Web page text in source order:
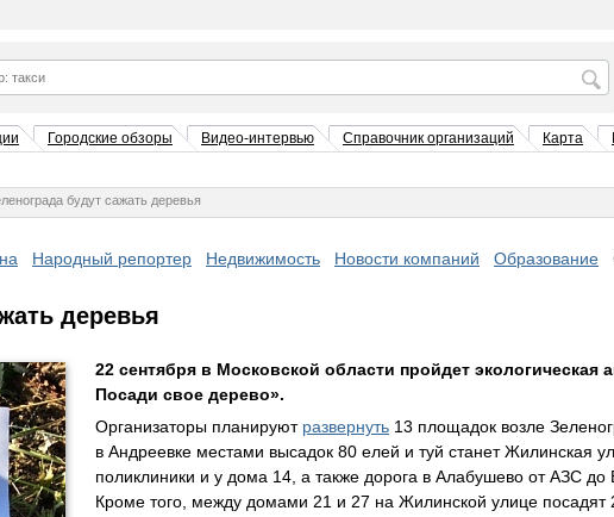
Городские обзоры Видео-интервью Справочник организаций Карта
будут сажать деревья
Народный репортер Недвижимость Новости компаний Образование
деревья
22 сентября в Московской области пройдет экологическая
Посади свое дерево».
Организаторы планируют развернуть 13 площадок возле
в Андреевке местами высадок 80 елей и туй станет Жилинская
поликлиники и у дома 14, а также дорога в Алабушево от АЗС до
Кроме того, между домами 21 и 27 на Жилинской улице посадят